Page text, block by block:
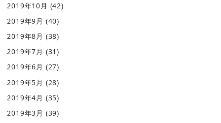
2019年10月 (42)
2019年9月 (40)
2019年8月 (38)
2019年7月 (31)
2019年6月 (27)
2019年5月 (28)
2019年4月 (35)
2019年3月 (39)